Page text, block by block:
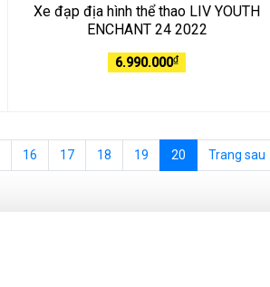
Xe đạp địa hình thể thao LIV YOUTH
ENCHANT 24 2022
6.990.000₫
16 17 18 19 20 Trang sau